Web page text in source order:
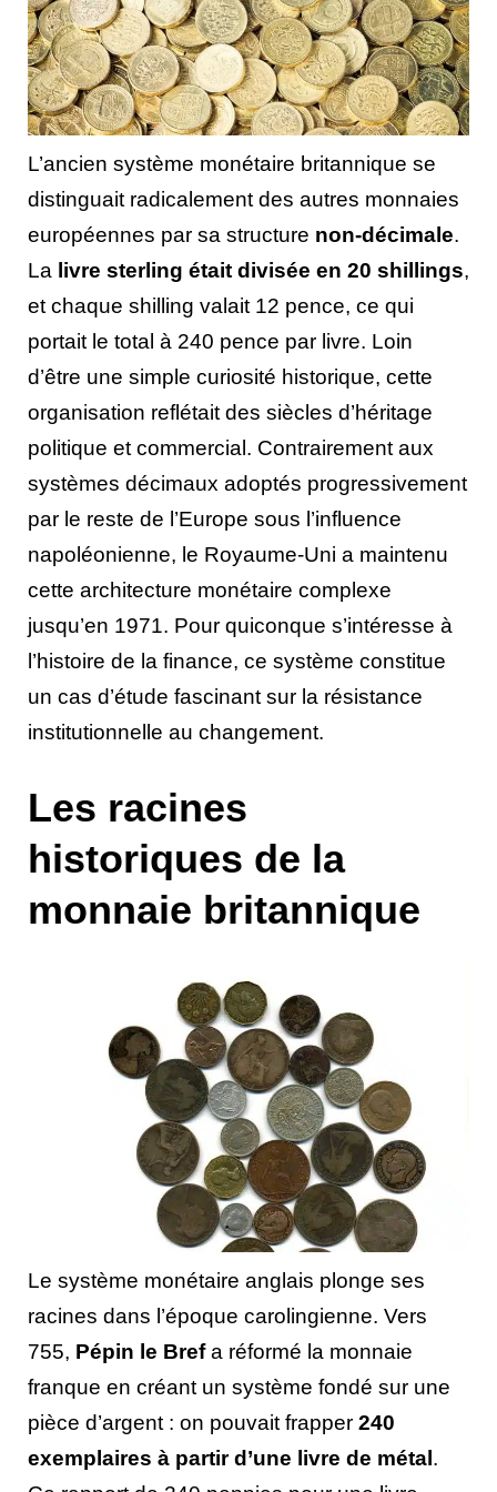
L’ancien système monétaire britannique se
distinguait radicalement des autres monnaies
européennes par sa structure non-décimale.
La livre sterling était divisée en 20 shillings,
et chaque shilling valait 12 pence, ce qui
portait le total à 240 pence par livre. Loin
d’être une simple curiosité historique, cette
organisation reflétait des siècles d’héritage
politique et commercial. Contrairement aux
systèmes décimaux adoptés progressivement
par le reste de l’Europe sous l’influence
napoléonienne, le Royaume-Uni a maintenu
cette architecture monétaire complexe
jusqu’en 1971. Pour quiconque s’intéresse à
l’histoire de la finance, ce système constitue
un cas d’étude fascinant sur la résistance
institutionnelle au changement.
Les racines
historiques de la
monnaie britannique
Le système monétaire anglais plonge ses
racines dans l’époque carolingienne. Vers
755, Pépin le Brefa réformé la monnaie
franque en créant un système fondé sur une
pièce d’argent : on pouvait frapper 240
exemplaires à partir d’une livre de métal .